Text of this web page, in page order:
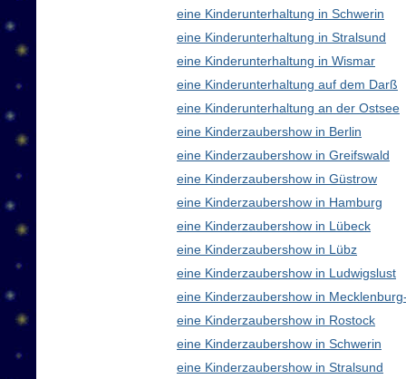
eine Kinderunterhaltung in Schwerin
eine Kinderunterhaltung in Stralsund
eine Kinderunterhaltung in Wismar
eine Kinderunterhaltung auf dem Darß
eine Kinderunterhaltung an der Ostsee
eine Kinderzaubershow in Berlin
eine Kinderzaubershow in Greifswald
eine Kinderzaubershow in Güstrow
eine Kinderzaubershow in Hamburg
eine Kinderzaubershow in Lübeck
eine Kinderzaubershow in Lübz
eine Kinderzaubershow in Ludwigslust
eine Kinderzaubershow in
eine Kinderzaubershow in Rostock
eine Kinderzaubershow in Schwerin
eine Kinderzaubershow in Stralsund